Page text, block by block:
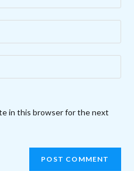
in this browser for the next